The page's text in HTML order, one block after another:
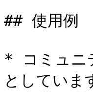
## 使用例
* コミュニ
としていま